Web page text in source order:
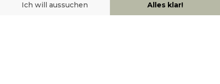
HILFE & KONTAKT